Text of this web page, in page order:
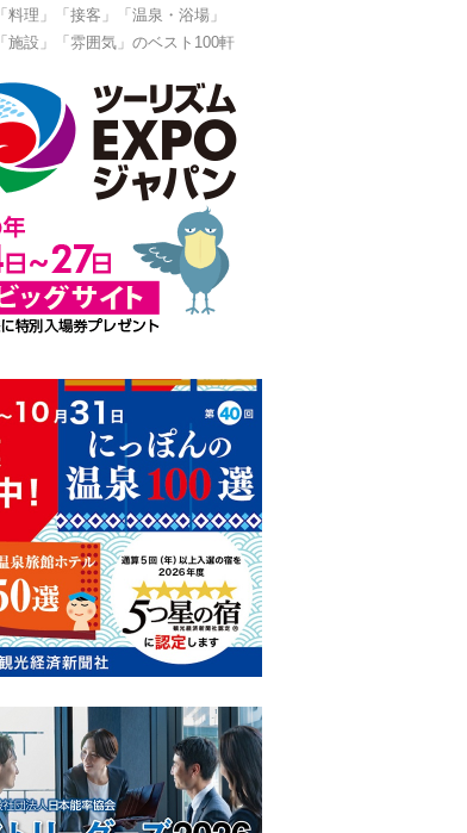
「料理」「接客」「温泉・浴場」
「施設」「雰囲気」のベスト100軒